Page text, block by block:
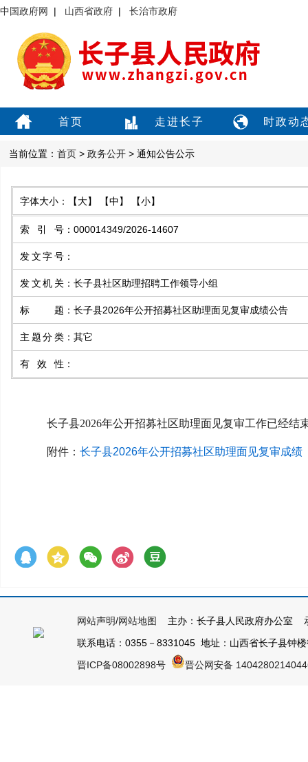
中国政府网 | 山西省政府 | 长治市政府
首页 走进长子 时政动
当前位置： 首页 > 政务公开 > 通知公告公示
字体大小： 【大】 【中】 【小】
索引号 ： 000014349/2026-14607
发文字号 ：
发文机关 ： 长子县社区助理招聘工作领导小组
标题 ： 长子县2026年公开招募社区助理面见复审成绩公告
主题分类 ： 其它
有效性 ：
长子县2026年公开招募社区助理面见复审工作已经
附件： 长子县2026年公开招募社区助理面见复审成绩
网站声明/网站地图
主办：长子县人民政府办公室
联系电话：0355－8331045 地址：山西省长子县钟
晋ICP备08002898号
晋公网安备